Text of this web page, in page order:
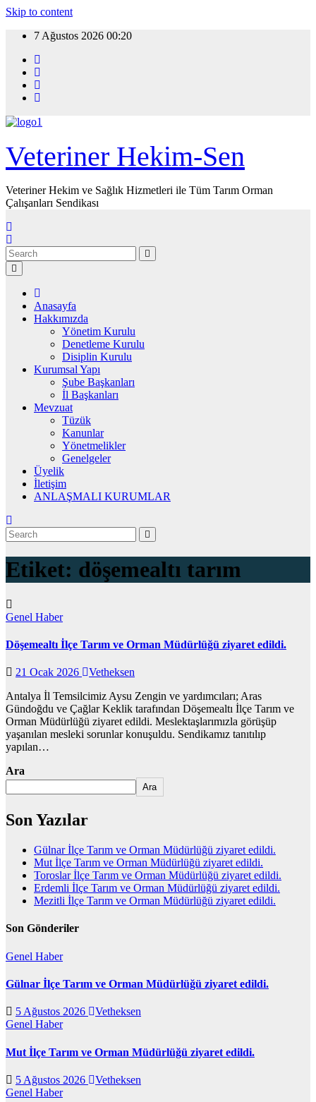
Skip to content
7 Ağustos 2026 00:20
Veteriner Hekim-Sen
Veteriner Hekim ve Sağlık Hizmetleri ile Tüm Tarım Orman
Çalışanları Sendikası
Anasayfa
Hakkımızda
Yönetim Kurulu
Denetleme Kurulu
Disiplin Kurulu
Kurumsal Yapı
Şube Başkanları
İl Başkanları
Mevzuat
Tüzük
Kanunlar
Yönetmelikler
Genelgeler
Üyelik
İletişim
ANLAŞMALI KURUMLAR
Etiket: döşemealtı tarım
Genel Haber
Döşemealtı İlçe Tarım ve Orman Müdürlüğü ziyaret edildi.
21 Ocak 2026
Vetheksen
Antalya İl Temsilcimiz Aysu Zengin ve yardımcıları; Aras
Gündoğdu ve Çağlar Keklik tarafından Döşemealtı İlçe Tarım ve
Orman Müdürlüğü ziyaret edildi. Meslektaşlarımızla görüşüp
yaşanılan mesleki sorunlar konuşuldu. Sendikamız tanıtılıp
yapılan…
Ara
Ara
Son Yazılar
Gülnar İlçe Tarım ve Orman Müdürlüğü ziyaret edildi.
Mut İlçe Tarım ve Orman Müdürlüğü ziyaret edildi.
Toroslar İlçe Tarım ve Orman Müdürlüğü ziyaret edildi.
Erdemli İlçe Tarım ve Orman Müdürlüğü ziyaret edildi.
Mezitli İlçe Tarım ve Orman Müdürlüğü ziyaret edildi.
Son Gönderiler
Genel Haber
Gülnar İlçe Tarım ve Orman Müdürlüğü ziyaret edildi.
5 Ağustos 2026
Vetheksen
Genel Haber
Mut İlçe Tarım ve Orman Müdürlüğü ziyaret edildi.
5 Ağustos 2026
Vetheksen
Genel Haber